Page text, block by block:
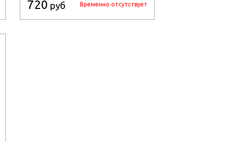
720 руб Временно отсутствует